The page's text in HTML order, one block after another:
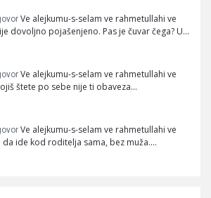
Ve alejkumu-s-selam ve rahmetullahi ve
dovoljno pojašenjeno. Pas je čuvar čega? U…
Ve alejkumu-s-selam ve rahmetullahi ve
štete po sebe nije ti obaveza…
Ve alejkumu-s-selam ve rahmetullahi ve
ide kod roditelja sama, bez muža.…